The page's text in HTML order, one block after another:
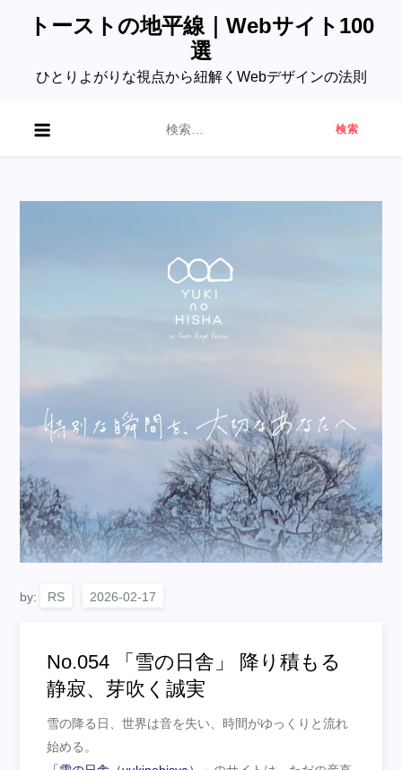
トーストの地平線｜Webサイト100
選
ひとりよがりな視点から紐解くWebデザインの法則
索:
by: RS
No.054 「雪の日舎」 降り積もる
静寂、芽吹く誠実
雪の降る日、世界は音を失い、時間がゆっくりと流れ
始める。